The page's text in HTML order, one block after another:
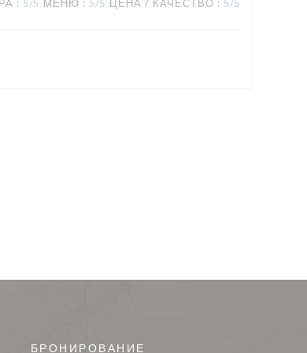
: 5/5 МЕНЮ : 5/5 ЦЕНА / КАЧЕСТВО : 5/5
БРОНИРОВАНИЕ